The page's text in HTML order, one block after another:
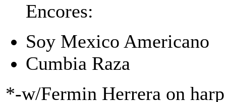
Encores:
Soy Mexico Americano
Cumbia Raza
*-w/Fermin Herrera on harp